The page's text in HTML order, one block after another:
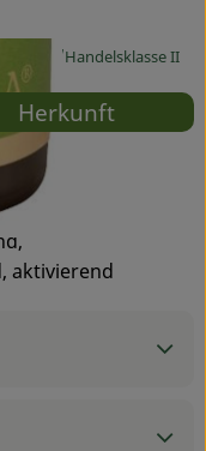
Handelsklasse II
Herkunft
aktivierend